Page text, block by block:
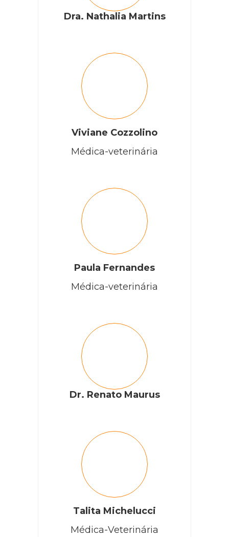
Dra. Nathalia Martins
Viviane Cozzolino
Médica-veterinária
Paula Fernandes
Médica-veterinária
Dr. Renato Maurus
Talita Michelucci
Médica-Veterinária